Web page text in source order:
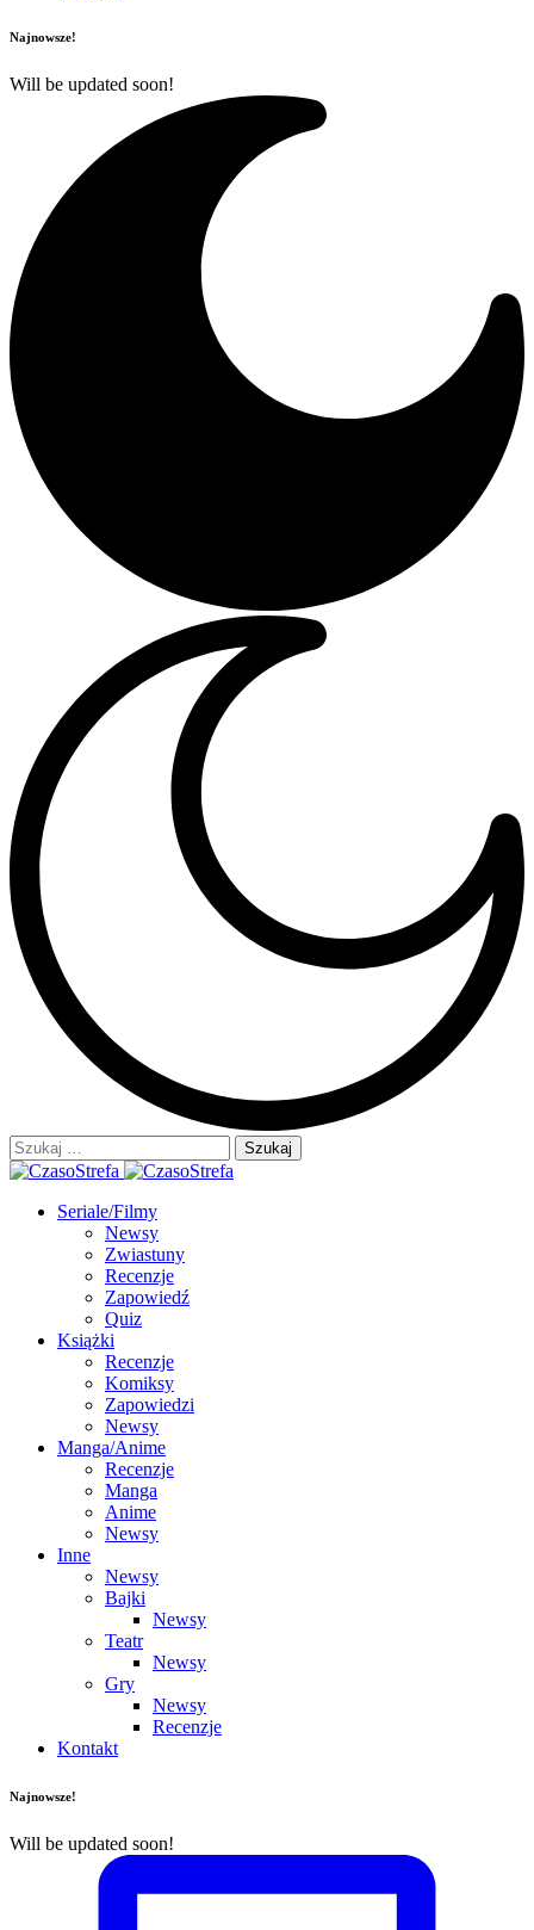
Najnowsze!
Will be updated soon!
Szukaj:
Seriale/Filmy
Newsy
Zwiastuny
Recenzje
Zapowiedź
Quiz
Książki
Recenzje
Komiksy
Zapowiedzi
Newsy
Manga/Anime
Recenzje
Manga
Anime
Newsy
Inne
Newsy
Bajki
Newsy
Teatr
Newsy
Gry
Newsy
Recenzje
Kontakt
Najnowsze!
Will be updated soon!